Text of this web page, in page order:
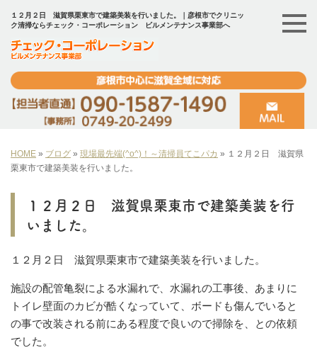
１２月２日 滋賀県栗東市で建築美装を行いました。｜彦根市でクリニッ
ク清掃ならチェック・コーポレーション ビルメンテナンス事業部へ
HOME » ブログ » 現場最先端(^o^)！～清掃員てこパカ » １２月２日 滋賀県
栗東市で建築美装を行いました。
１２月２日 滋賀県栗東市で建築美装を行
いました。
１２月２日 滋賀県栗東市で建築美装を行いました。
施設の配管亀裂による水漏れで、水漏れの工事後、あまりに
トイレ壁面のカビが酷くなっていて、ボードも傷んでいると
の事で改装される前にある程度で良いので掃除を、との依頼
でした。